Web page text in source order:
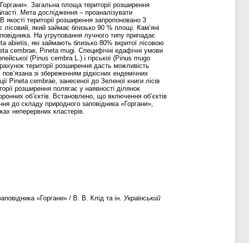
Загальна площа території розширення
Мета дослідження – проаналізувати
якості території розширення запропоновано 3
який займає близько 90 % площі. Кам’яні
На угруповання лучного типу припадає
abietis, які займають близько 80% вкритої лісовою
cembrae, Pineta mugi. Специфічні едафічні умови
(Pinus cembra L.) і гірської (Pinus mugo
території розширення дасть можливість
зі збереженням рідкісних ендемічних
Pineta cembrae, занесеної до Зеленої книги лісів
розширення полягає у наявності ділянок
об’єктів. Встановлено, що включення об’єктів
до складу природного заповідника «Горгани»,
неперервних кластерів.
«Горгани» / В. В. Клід та ін. Український